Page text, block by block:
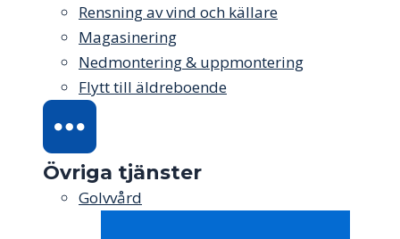
Rensning av vind och källare
Magasinering
Nedmontering & uppmontering
Flytt till äldreboende
Övriga tjänster
Golvvård